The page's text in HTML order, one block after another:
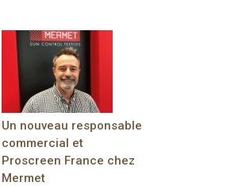
Un nouveau responsable
commercial et
Proscreen France chez
Mermet